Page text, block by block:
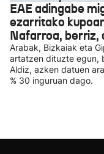
EAE adingabe
ezarritako
Nafarroa, berriz,
Arabak, Bizkaiak eta
artatzen dituzte egun,
Aldiz, azken datuen
% 30 inguruan dago.